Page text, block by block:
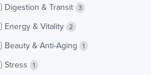
Digestion & Transit 3
Energy & Vitality 2
Beauty & Anti-Aging 1
Stress 1